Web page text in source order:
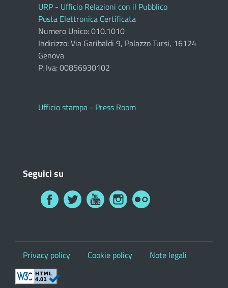
URP - Ufficio Relazioni con il Pubblico
Posta Elettronica Certificata
Numero Unico: 010.1010
Indirizzo: Via Garibaldi 9, Palazzo Tursi, 16124
Genova
P. Iva: 00856930102
Ufficio stampa - Press Room
Seguici su
Privacy policy Cookie policy Note legali